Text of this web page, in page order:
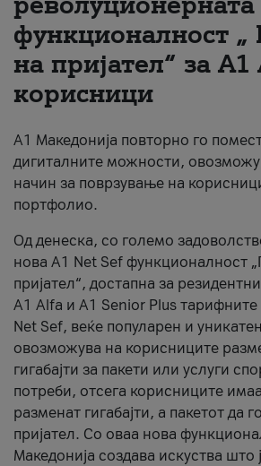
За нас
#ПодобарОнлајн
функционалност „
на пријател“ за
корисници
А1 Македонија повторно го
дигиталните можности,
начин за поврзување на
портфолио.
Од денеска, со големо
нова A1 Net Sef функционалност
пријател“, достапна за
А1 Alfa и A1 Senior Plus
Net Sef, веќе популарен и
овозможува на корисниците
гигабајти за пакети или услуги
потреби, отсега корисниците
разменат гигабајти, а пакетот да
пријател. Со оваа нова
Македонија создава искуства што